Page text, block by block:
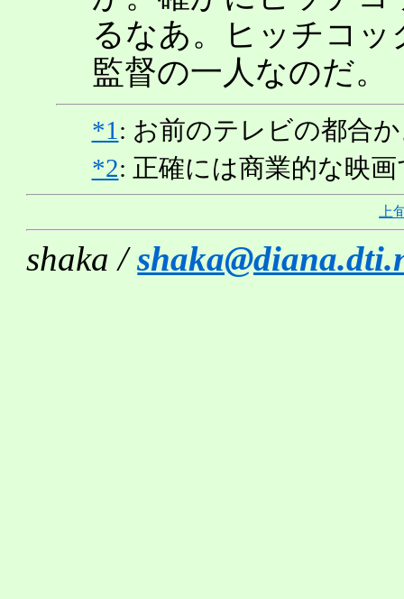
るなあ。ヒッチコ
監督の一人なのだ。
*1 : お前のテレビの都合
*2: 正確には商業的な映
上
shaka /